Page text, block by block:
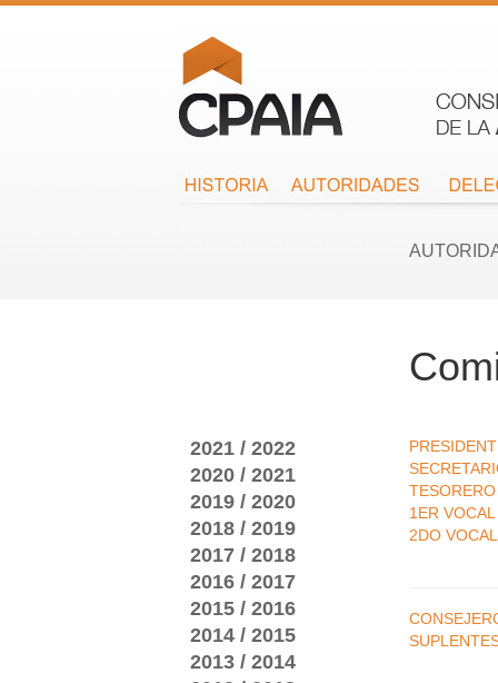
2021 / 2022
2020 / 2021
2019 / 2020
2018 / 2019
2017 / 2018
2016 / 2017
2015 / 2016
2014 / 2015
2013 / 2014
TESORERO
1ER VOCAL
2DO VOCAL